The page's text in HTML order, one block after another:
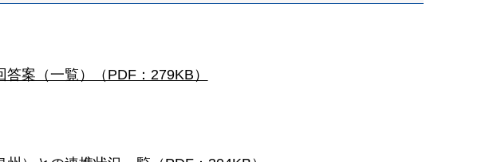
案（一覧）（PDF：279KB）